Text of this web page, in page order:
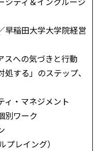
稲田大学大学院経営
スへの気づきと行動
る」のステップ、
ィ・マネジメント
ワーク
レイング）